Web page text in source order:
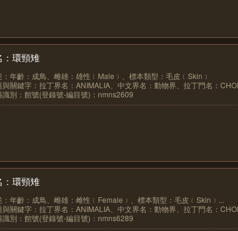
：環頸雉
：年齡：成鳥、雌雄：雄性﹝Male﹞、標本類型：毛皮﹝Skin﹞
與關鍵字：拉丁界名：ANIMALIA、中文界名：動物界、拉丁門名：
識別：館號(登錄號-編目號)：nmns2609
：環頸雉
：年齡：成鳥、雌雄：雌性﹝Female﹞、標本類型：毛皮﹝Skin﹞...
與關鍵字：拉丁界名：ANIMALIA、中文界名：動物界、拉丁門名：
識別：館號(登錄號-編目號)：nmns6289